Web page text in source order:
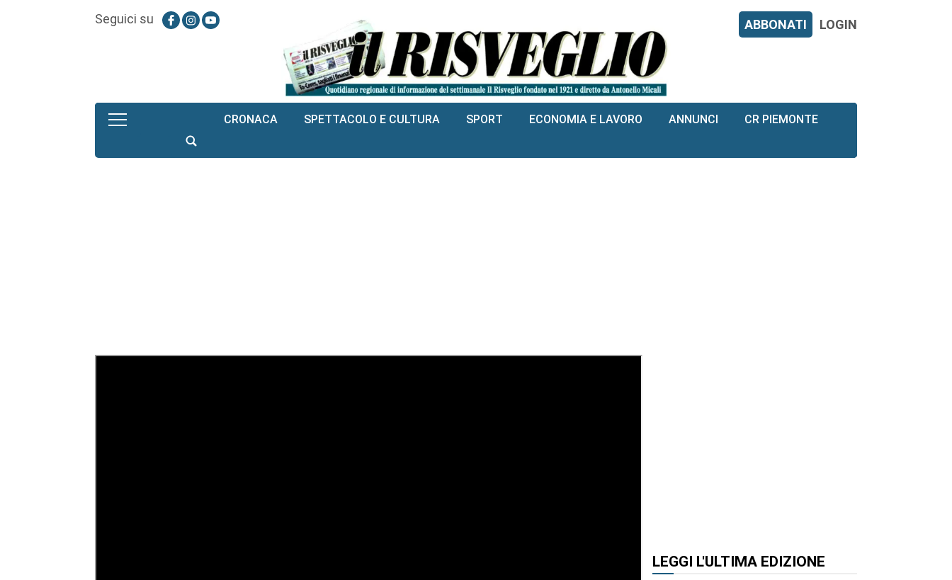
Seguici su ABBONATI LOGIN
CRONACA SPETTACOLO E CULTURA SPORT ECONOMIA E LAVORO ANNUNCI CR PIEMONTE
LEGGI L'ULTIMA EDIZIONE